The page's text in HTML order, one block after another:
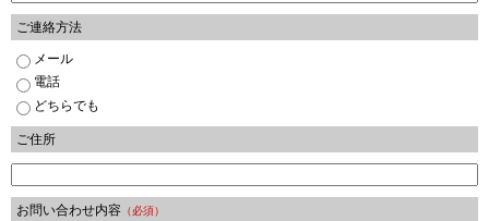
ご連絡方法
メール
電話
どちらでも
ご住所
お問い合わせ内容 （必須）